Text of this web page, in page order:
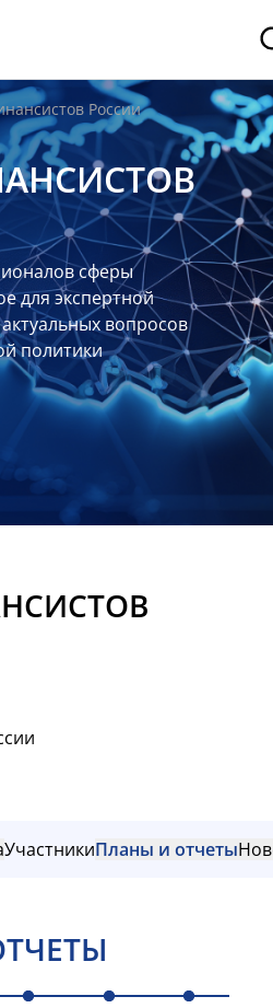
России
сферы
для экспертной
вопросов
политики
УчастникиПланы и отчеты